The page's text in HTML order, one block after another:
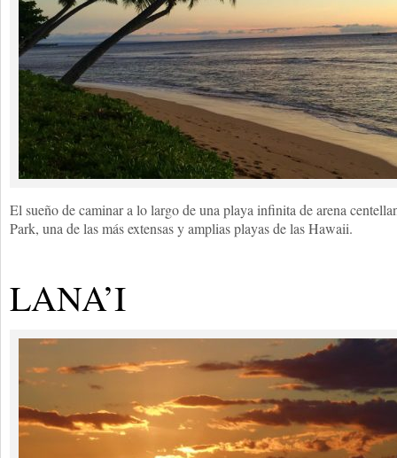
El sueño de caminar a lo largo de una playa infinita de arena
Park, una de las más extensas y amplias playas de las Hawaii.
LANA’I